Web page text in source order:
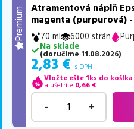
Premium
Atramentová náplň
magenta (purpurová)
70 ml 6000 strán
Na sklade
(doručíme 11.08.2026)
2,83 € s DPH
Vložte ešte 1ks do košíka
a ušetríte 0,66 €
- +